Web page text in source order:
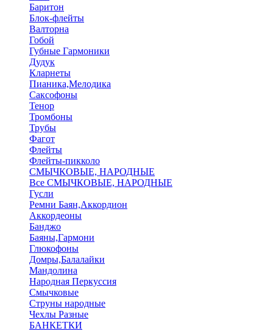
Баритон
Блок-флейты
Валторна
Гобой
Губные Гармоники
Дудук
Кларнеты
Пианика,Мелодика
Саксофоны
Тенор
Тромбоны
Трубы
Фагот
Флейты
Флейты-пикколо
СМЫЧКОВЫЕ, НАРОДНЫЕ
Все СМЫЧКОВЫЕ, НАРОДНЫЕ
Гусли
Ремни Баян,Аккордион
Аккордеоны
Банджо
Баяны,Гармони
Глюкофоны
Домры,Балалайки
Мандолина
Народная Перкуссия
Смычковые
Струны народные
Чехлы Разные
БАНКЕТКИ